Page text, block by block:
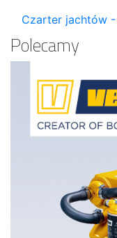
Czarter jachtów -
Polecamy